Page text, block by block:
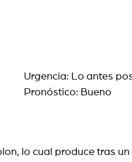
Urgencia: Lo antes
Pronóstico: Bueno
lo cual produce tras